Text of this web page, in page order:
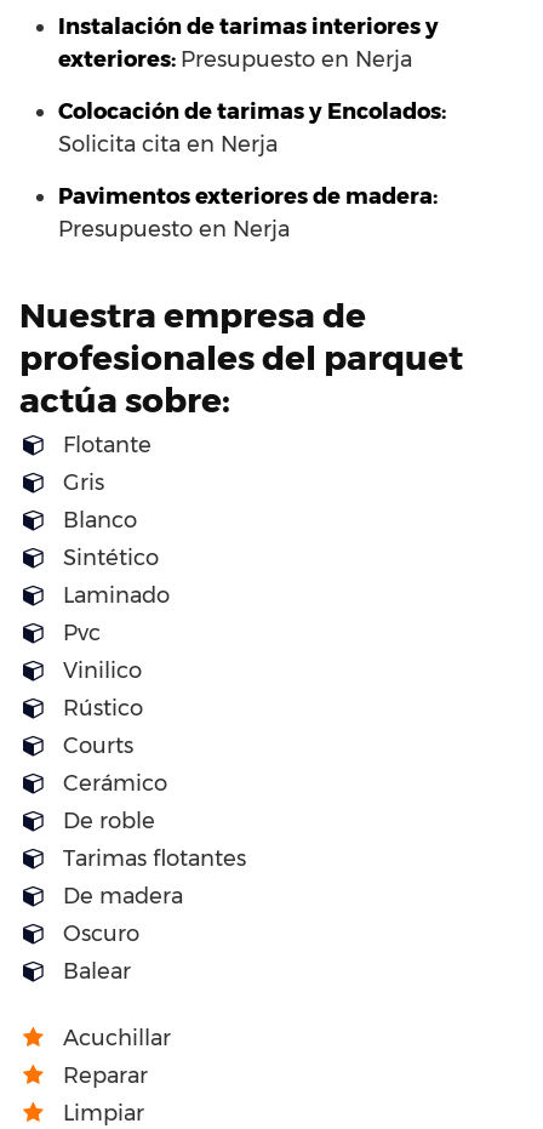
Instalación de tarimas interiores y
exteriores: Presupuesto en Nerja
Colocación de tarimas y Encolados:
Solicita cita en Nerja
Pavimentos exteriores de madera:
Presupuesto en Nerja
Nuestra empresa de
profesionales del parquet
actúa sobre:
Flotante
Gris
Blanco
Sintético
Laminado
Pvc
Vinilico
Rústico
Courts
Cerámico
De roble
Tarimas flotantes
De madera
Oscuro
Balear
Acuchillar
Reparar
Limpiar